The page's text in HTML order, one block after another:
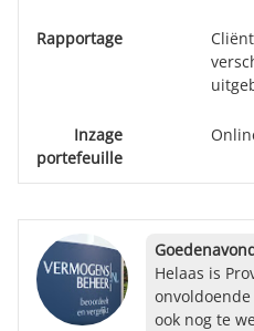
Rapportage
Inzage
portefeuille
Helaas is
ook nog te